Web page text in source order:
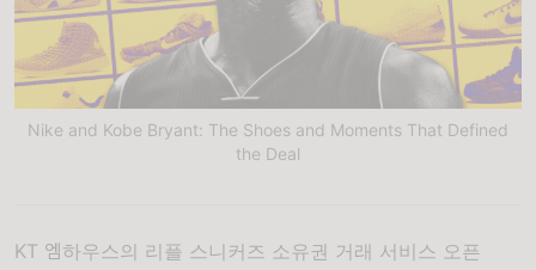
Nike and Kobe Bryant: The Shoes and Moments That Defined
the Deal
KT 엠하우스의 리플 스니커즈 소유권 거래 서비스 오픈